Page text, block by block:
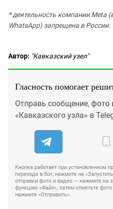
* деятельность компании Meta
WhatsApp) запрещена в России.
Автор: "Кавказский узел"
Гласность помогает
Отправь сообщение, фото
«Кавказского узла» в
Кнопка работает при установленном
перехода в бот, нажмите на
отправки фото и видео — нажмите на
функцию «Файл», затем отметьте
нажмите «Отправить».